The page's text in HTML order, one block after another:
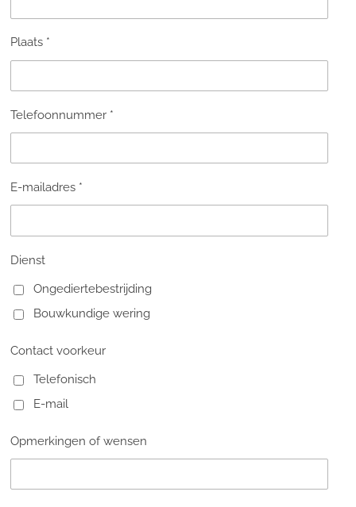
Plaats *
Telefoonnummer *
E-mailadres *
Dienst
Ongediertebestrijding
Bouwkundige wering
Contact voorkeur
Telefonisch
E-mail
Opmerkingen of wensen